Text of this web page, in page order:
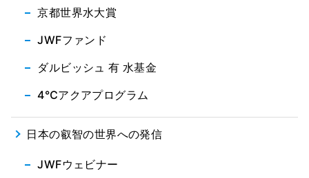
京都世界水大賞
JWFファンド
ダルビッシュ 有 水基金
4℃アクアプログラム
日本の叡智の世界への発信
JWFウェビナー